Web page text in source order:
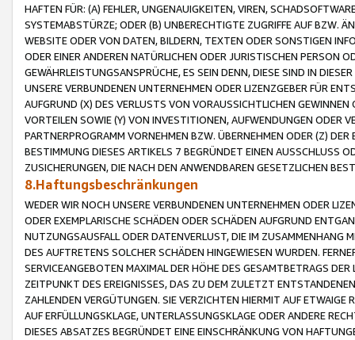
HAFTEN FÜR: (A) FEHLER, UNGENAUIGKEITEN, VIREN,
SYSTEMABSTÜRZE; ODER (B) UNBERECHTIGTE ZUGRIFFE AUF BZW.
WEBSITE ODER VON DATEN, BILDERN, TEXTEN ODER SONSTIGEN
ODER EINER ANDEREN NATÜRLICHEN ODER JURISTISCHEN PERSON
GEWÄHRLEISTUNGSANSPRÜCHE, ES SEIN DENN, DIESE SIND IN
UNSERE VERBUNDENEN UNTERNEHMEN ODER LIZENZGEBER FÜR
AUFGRUND (X) DES VERLUSTS VON VORAUSSICHTLICHEN
VORTEILEN SOWIE (Y) VON INVESTITIONEN, AUFWENDUNGEN ODER
PARTNERPROGRAMM VORNEHMEN BZW. ÜBERNEHMEN ODER (Z)
BESTIMMUNG DIESES ARTIKELS 7 BEGRÜNDET EINEN AUSSCHLUSS
ZUSICHERUNGEN, DIE NACH DEN ANWENDBAREN GESETZLICHEN
8.Haftungsbeschränkungen
WEDER WIR NOCH UNSERE VERBUNDENEN UNTERNEHMEN ODER
ODER EXEMPLARISCHE SCHÄDEN ODER SCHÄDEN AUFGRUND
NUTZUNGSAUSFALL ODER DATENVERLUST, DIE IM ZUSAMMENHANG
DES AUFTRETENS SOLCHER SCHÄDEN HINGEWIESEN WURDEN.
SERVICEANGEBOTEN MAXIMAL DER HÖHE DES GESAMTBETRAGS
ZEITPUNKT DES EREIGNISSES, DAS ZU DEM ZULETZT
ZAHLENDEN VERGÜTUNGEN. SIE VERZICHTEN HIERMIT AUF
AUF ERFÜLLUNGSKLAGE, UNTERLASSUNGSKLAGE ODER ANDERE
DIESES ABSATZES BEGRÜNDET EINE EINSCHRÄNKUNG VON